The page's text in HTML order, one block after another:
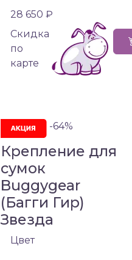
28 650 ₽
Cкидка
по
карте
-64%
Крепление для
сумок
Buggygear
(Багги Гир)
Звезда
Цвет